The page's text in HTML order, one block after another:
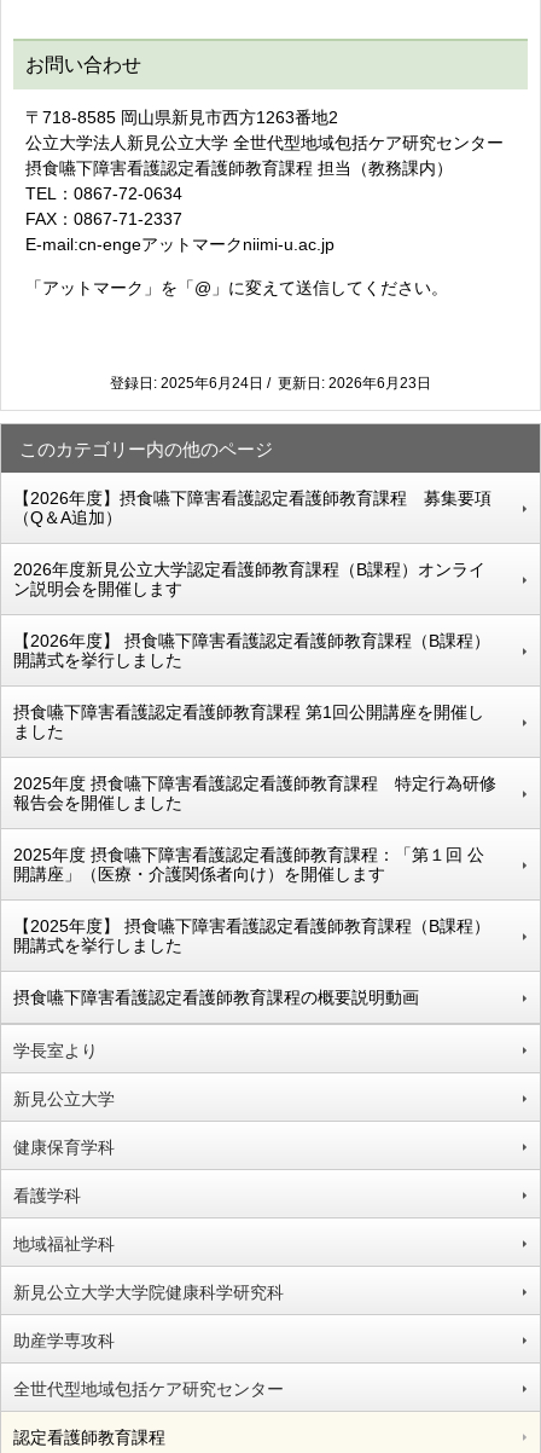
学長室より
新見公立大学
健康保育学科
看護学科
地域福祉学科
新見公立大学大学院健康科学研究科
助産学専攻科
全世代型地域包括ケア研究センター
認定看護師教育課程
お問い合わせ
〒718-8585 岡山県新見市西方1263番地2
公立大学法人新見公立大学 全世代型地域包括ケア研究センター
摂食嚥下障害看護認定看護師教育課程 担当（教務課内）
TEL：0867-72-0634
FAX：0867-71-2337
E-mail:cn-engeアットマークniimi-u.ac.jp
「アットマーク」を「@」に変えて送信してください。
登録日: 2025年6月24日 / 更新日: 2026年6月23日
このカテゴリー内の他のページ
【2026年度】摂食嚥下障害看護認定看護師教育課程 募集要項
（Q＆A追加）
2026年度新見公立大学認定看護師教育課程（B課程）オンライ
ン説明会を開催します
【2026年度】 摂食嚥下障害看護認定看護師教育課程（B課程）
開講式を挙行しました
摂食嚥下障害看護認定看護師教育課程 第1回公開講座を開催し
ました
2025年度 摂食嚥下障害看護認定看護師教育課程 特定行為研修
報告会を開催しました
2025年度 摂食嚥下障害看護認定看護師教育課程：「第１回 公
開講座」（医療・介護関係者向け）を開催します
【2025年度】 摂食嚥下障害看護認定看護師教育課程（B課程）
開講式を挙行しました
摂食嚥下障害看護認定看護師教育課程の概要説明動画